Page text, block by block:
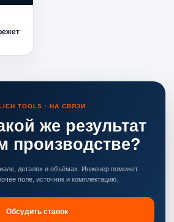
TOOLS · НА СВЯЗИ
же результат
производстве?
деталях и объёмах. Инженер поможет
поле, источник и комплектацию.
Обсудить станок